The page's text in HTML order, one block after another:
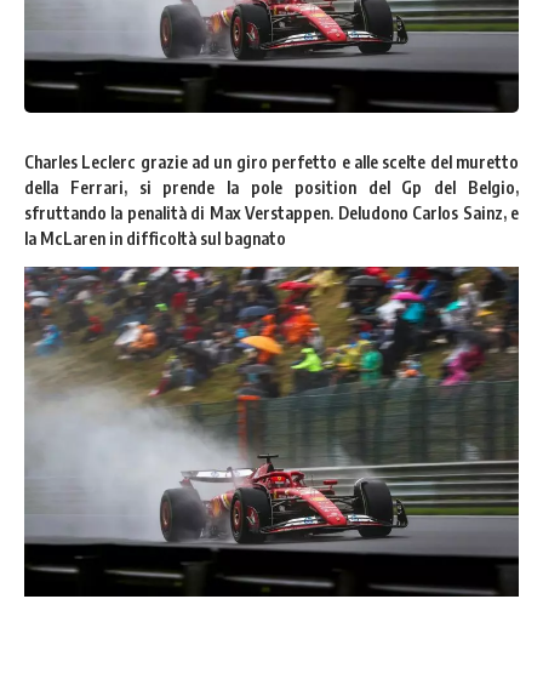
Charles Leclerc grazie ad un giro perfetto e alle scelte del muretto
della Ferrari, si prende la pole position del Gp del Belgio,
sfruttando la penalità di Max Verstappen. Deludono Carlos Sainz, e
la McLaren in difficoltà sul bagnato